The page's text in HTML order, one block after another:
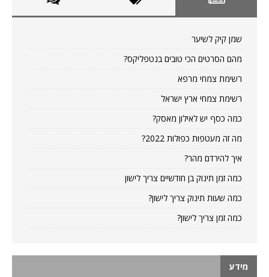
שמן קיק לשיער
מהם הסרטים הכי טובים בנטפליקס?
רשימת צמחי מרפא
רשימת צמחי ארץ ישראל
כמה כסף יש לאילון מאסק?
מה זה מעטפות כפולות 2022?
איך להירדם מהר?
כמה זמן תינוק בן חודשיים צריך לישון
כמה שעות תינוק צריך לישון?
כמה זמן צריך לישון?
מידע